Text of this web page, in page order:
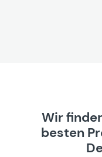
Wir
besten